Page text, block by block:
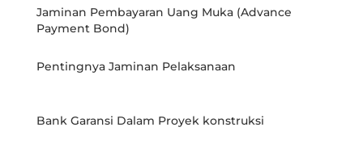
Jaminan Pembayaran Uang Muka (Advance
Payment Bond)
Pentingnya Jaminan Pelaksanaan
Bank Garansi Dalam Proyek konstruksi